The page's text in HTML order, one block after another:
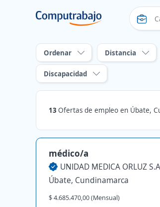
Ordenar Distancia
Discapacidad
13 Ofertas de empleo en Úbate,
médico/a
UNIDAD MEDICA ORLUZ
Úbate, Cundinamarca
$ 4.685.470,00 (Mensual)